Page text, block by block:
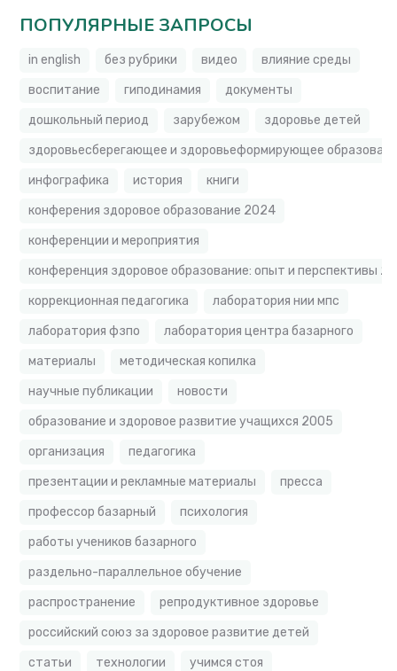
ПОПУЛЯРНЫЕ ЗАПРОСЫ
in english без рубрики видео
влияние среды
воспитание
гиподинамия
документы
дошкольный период
зарубежом
здоровье детей
здоровьесберегающее и здоровьеформирующее
инфографика
история
книги
конферения здоровое образование 2024
конференции и мероприятия
конференция здоровое образование: опыт и перспективы
коррекционная педагогика
лаборатория нии мпс
лаборатория фзпо
лаборатория центра базарного
материалы
методическая копилка
научные публикации
новости
образование и здоровое развитие учащихся 2005
организация
педагогика
презентации и рекламные материалы
пресса
профессор базарный
психология
работы учеников базарного
раздельно-параллельное обучение
распространение
репродуктивное здоровье
российский союз за здоровое развитие детей
статьи
технологии
учимся стоя